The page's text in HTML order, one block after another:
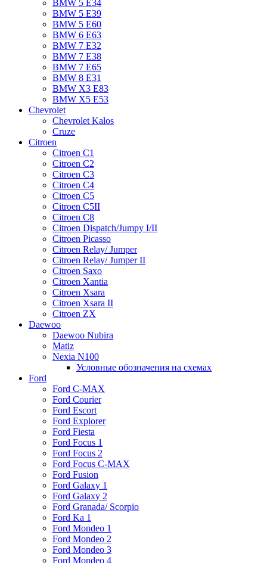
BMW 5 E34
BMW 5 E39
BMW 5 E60
BMW 6 Е63
BMW 7 Е32
BMW 7 Е38
BMW 7 Е65
BMW 8 Е31
BMW X3 E83
BMW X5 E53
Chevrolet
Chevrolet Kalos
Cruze
Citroen
Citroen C1
Citroen C2
Citroen C3
Citroen C4
Citroen C5
Citroen C5II
Citroen C8
Citroen Dispatch/Jumpy I/II
Citroen Picasso
Citroen Relay/ Jumper
Citroen Relay/ Jumper II
Citroen Saxo
Citroen Xantia
Citroen Xsara
Citroen Xsara II
Citroen ZX
Daewoo
Daewoo Nubira
Matiz
Nexia N100
Условные обозначения на схемах
Ford
Ford C-MAX
Ford Courier
Ford Escort
Ford Explorer
Ford Fiesta
Ford Focus 1
Ford Focus 2
Ford Focus C-MAX
Ford Fusion
Ford Galaxy 1
Ford Galaxy 2
Ford Granada/ Scorpio
Ford Ka 1
Ford Mondeo 1
Ford Mondeo 2
Ford Mondeo 3
Ford Mondeo 4